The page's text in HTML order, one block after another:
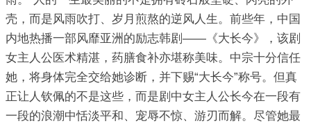
壳，而是风雨吹打、岁月煎熬的逆风人生。前些年，中国
内地热播一部风靡亚洲的励志韩剧——《大长今》，该剧
女主人公医术精湛，药膳食补亦堪称美味。中宗十分信任
她，将身体完全交给她诊断，并下赐“大长今”称号。但真
正让人钦佩的不是这些，而是剧中女主人公长今在一段有
一段的浪潮中恬淡平和、宠辱不惊、游刃而解。尽管她最